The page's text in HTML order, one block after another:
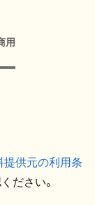
用
提供元の利用条
ださい。